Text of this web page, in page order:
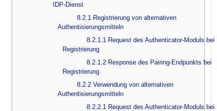
IDP-Dienst
8.2.1 Registrierung von alternativen
Authentisierungsmitteln
8.2.1.1 Request des Authenticator-Moduls bei
Registrierung
8.2.1.2 Response des Pairing-Endpunkts bei
Registrierung
8.2.2 Verwendung von alternativen
Authentisierungsmitteln
8.2.2.1 Request des Authenticator-Moduls bei